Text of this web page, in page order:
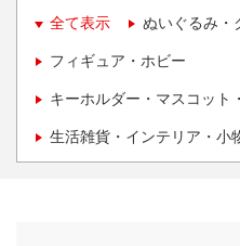
全て表示 ぬいぐるみ・
フィギュア・ホビー
キーホルダー・マスコット
生活雑貨・インテリア・小